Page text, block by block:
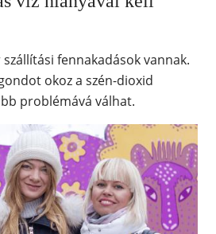
fennakadások vannak.
okoz a szén-dioxid
problémává válhat.